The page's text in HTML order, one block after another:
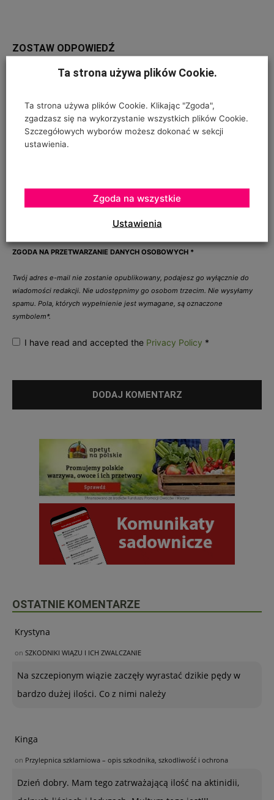
ZOSTAW ODPOWIEDŹ
ZGODA NA PRZETWARZANIE DANYCH OSOBOWYCH *
Twój adres e-mail nie zostanie opublikowany, podajesz go wyłącznie do
wiadomości redakcji. Nie udostępnimy go osobom trzecim. Nie wysyłamy
spamu. Pola, których wypełnienie jest wymagane, są oznaczone
symbolem*.
I have read and accepted the Privacy Policy *
OSTATNIE KOMENTARZE
Krystyna
on SZKODNIKI WIĄZU I ICH ZWALCZANIE
Na szczepionym wiązie zaczęły wyrastać dzikie pędy w
bardzo dużej ilości. Co z nimi należy
Kinga
on Przylepnica szklarniowa – opis szkodnika, szkodliwość i ochrona
Dzień dobry. Mam tego zatrważającą ilość na aktinidii,
Ta strona używa plików Cookie.
Ta strona używa plików Cookie. Klikając "Zgoda",
zgadzasz się na wykorzystanie wszystkich plików Cookie.
Szczegółowych wyborów możesz dokonać w sekcji
ustawienia.
Ustawienia
Zgoda na wszystkie